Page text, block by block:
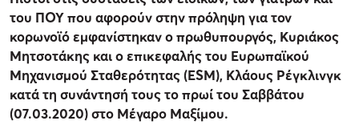
του ΠΟΥ που αφορούν στην πρόληψη για τον
κορωνοϊό εμφανίστηκαν ο πρωθυπουργός, Κυριάκος
Μητσοτάκης και ο επικεφαλής του Ευρωπαϊκού
Μηχανισμού Σταθερότητας (ΕSM), Κλάους Ρέγκλινγκ
κατά τη συνάντησή τους το πρωί του Σαββάτου
(07.03.2020) στο Μέγαρο Μαξίμου.